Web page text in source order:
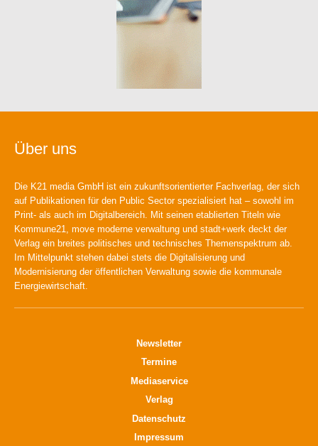
Über uns
Die K21 media GmbH ist ein zukunftsorientierter Fachverlag, der sich
auf Publikationen für den Public Sector spezialisiert hat – sowohl im
Print- als auch im Digitalbereich. Mit seinen etablierten Titeln wie
Kommune21, move moderne verwaltung und stadt+werk deckt der
Verlag ein breites politisches und technisches Themenspektrum ab.
Im Mittelpunkt stehen dabei stets die Digitalisierung und
Modernisierung der öffentlichen Verwaltung sowie die kommunale
Energiewirtschaft.
Newsletter
Termine
Mediaservice
Verlag
Datenschutz
Impressum